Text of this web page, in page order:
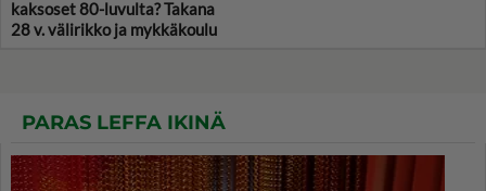
kaksoset 80-luvulta? Takana
28 v. välirikko ja mykkäkoulu
PARAS LEFFA IKINÄ